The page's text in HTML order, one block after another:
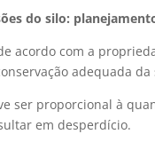
do silo:
acordo com a
adequada
ser proporcional à
em desperdício.